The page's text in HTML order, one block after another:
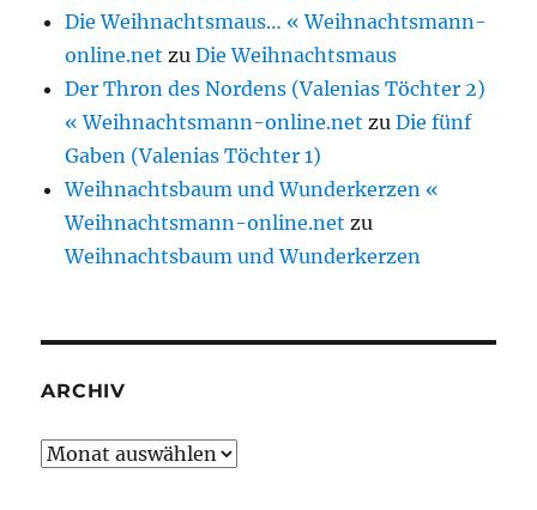
Die Weihnachtsmaus… « Weihnachtsmann-
online.net zuDie Weihnachtsmaus
Der Thron des Nordens (Valenias Töchter 2)
« Weihnachtsmann-online.net zuDie fünf
Gaben (Valenias Töchter 1)
Weihnachtsbaum und Wunderkerzen «
Weihnachtsmann-online.net zu
Weihnachtsbaum und Wunderkerzen
ARCHIV
Archiv